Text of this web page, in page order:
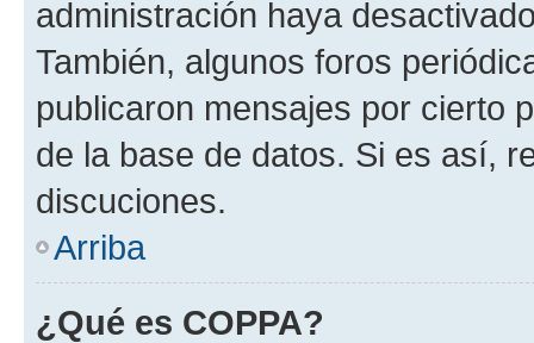
administración haya
También, algunos foros
publicaron mensajes por cierto
de la base de datos. Si es así,
discuciones.
Arriba
¿Qué es COPPA?